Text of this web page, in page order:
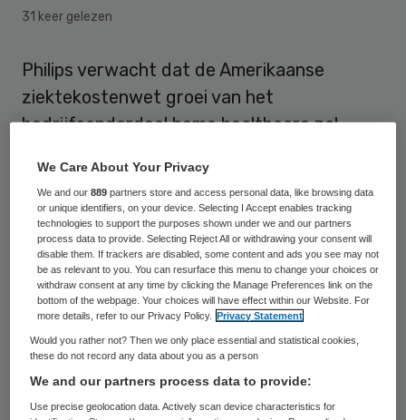
31 keer gelezen
Philips verwacht dat de Amerikaanse
ziektekostenwet groei van het
bedrijfsonderdeel home healthcare zal
aannemen van personeel om die groei te
ondersteunen. Dat meldt RTL Z.
Verschuiving
“We blijvenoptimistischover de markt ”,
aldus Greg Sebasky, chief executive van
Philips Electronics North America,
tegenover Dow Jones. “We verwachten dat
We Care About Your Privacy
We and our889 partners store and access personal data, like browsing data
or unique identifiers, on your device. Selecting I Accept enables tracking
technologies to support the purposes shown under we and our partners
process data to provide. Selecting Reject All or withdrawing your consent will
disable them. If trackers are disabled, some content and ads you see may not
be as relevant to you. You can resurface this menu to change your choices or
withdraw consent at any time by clicking the Manage Preferences link on the
bottom of the webpage. Your choices will have effect within our Website. For
more details, refer to our Privacy Policy.
Privacy Statement
Would you rather not? Then we only place essential and statistical cookies,
these do not record any data about you as a person
We and our partners process data to provide:
Use precise geolocation data. Actively scan device characteristics for